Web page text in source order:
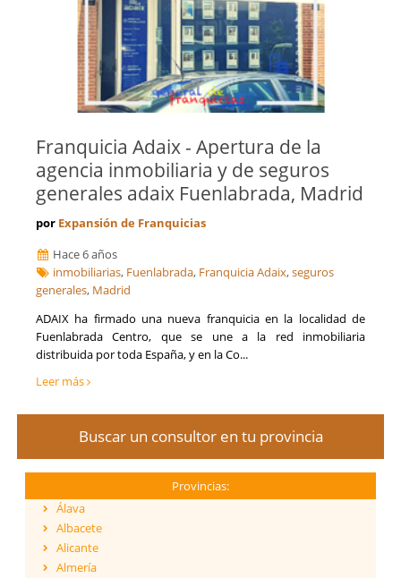
Franquicia Adaix - Apertura de la
agencia inmobiliaria y de seguros
generales adaix Fuenlabrada, Madrid
por Expansión de Franquicias
Hace 6 años
inmobiliarias, Fuenlabrada, Franquicia Adaix,seguros
generales, Madrid
ADAIX ha firmado una nueva franquicia en la localidad de
Fuenlabrada Centro, que se une a la red inmobiliaria
distribuida por toda España, y en la Co...
Leer más
Buscar un consultor en tu provincia
Provincias:
Álava
Albacete
Alicante
Almería